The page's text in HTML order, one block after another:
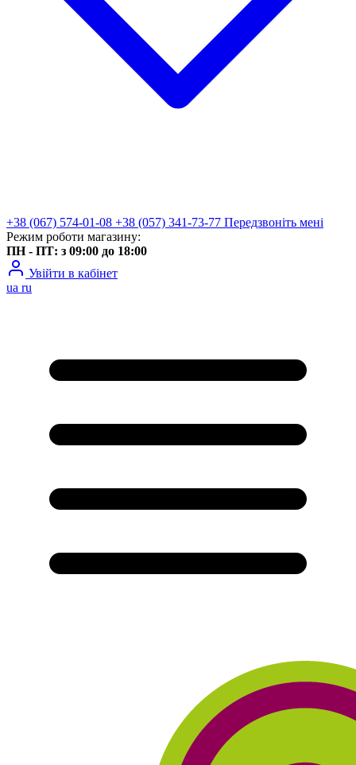
+38 (067) 574-01-08 +38 (057) 341-73-77 Передзвоніть мені
Режим роботи магазину:
ПН - ПТ: з 09:00 до 18:00
Увійти в кабінет
ua ru